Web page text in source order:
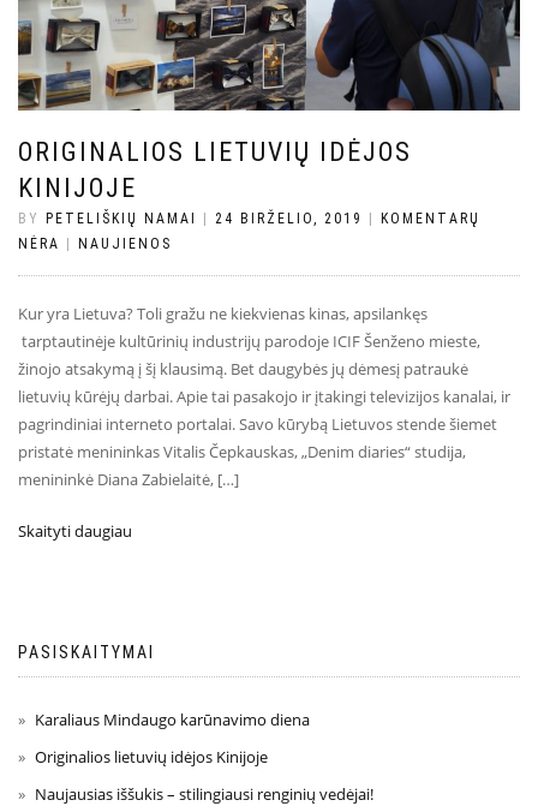
ORIGINALIOS LIETUVIŲ IDĖJOS
KINIJOJE
BY PETELIŠKIŲ NAMAI | 24 BIRŽELIO, 2019 | KOMENTARŲ
NĖRA | NAUJIENOS
Kur yra Lietuva? Toli gražu ne kiekvienas kinas, apsilankęs
tarptautinėje kultūrinių industrijų parodoje ICIF Šenženo mieste,
žinojo atsakymą į šį klausimą. Bet daugybės jų dėmesį patraukė
lietuvių kūrėjų darbai. Apie tai pasakojo ir įtakingi televizijos kanalai, ir
pagrindiniai interneto portalai. Savo kūrybą Lietuvos stende šiemet
pristatė menininkas Vitalis Čepkauskas, „Denim diaries“ studija,
menininkė Diana Zabielaitė, […]
Skaityti daugiau
PASISKAITYMAI
Karaliaus Mindaugo karūnavimo diena
Originalios lietuvių idėjos Kinijoje
Naujausias iššukis – stilingiausi renginių vedėjai!